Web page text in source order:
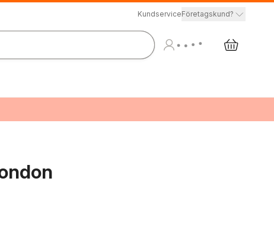
KundserviceFöretagskund?